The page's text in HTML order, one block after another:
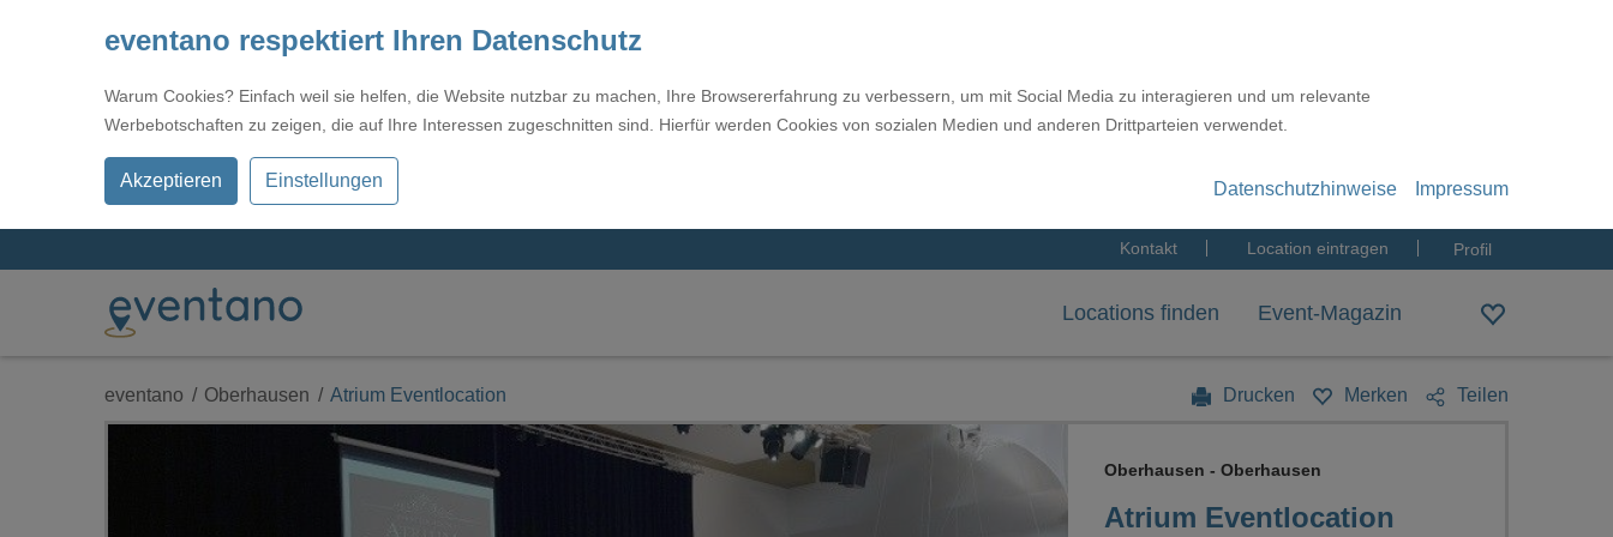
eventano respektiert Ihren Datenschutz
Warum Cookies? Einfach weil sie helfen, die Website nutzbar zu machen, Ihre Browsererfahrung zu verbessern, um mit Social Media zu interagieren und um relevante
Werbebotschaften zu zeigen, die auf Ihre Interessen zugeschnitten sind. Hierfür werden Cookies von sozialen Medien und anderen Drittparteien verwendet.
Akzeptieren Einstellungen Datenschutzhinweise Impressum
Kontakt Location eintragen Profil
Locations finden Event-Magazin
eventano Oberhausen Atrium Eventlocation Drucken Merken Teilen
Atrium Eventlocation
Oberhausen - Oberhausen